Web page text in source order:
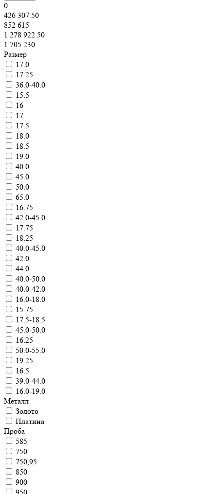
0
426 307.50
852 615
1 278 922.50
1 705 230
Размер
17.0
17.25
36.0-40.0
15.5
16
17
17.5
18.0
18.5
19.0
40.0
45.0
50.0
65.0
16.75
42.0-45.0
17.75
18.25
40.0-45.0
42.0
44.0
40.0-50.0
40.0-42.0
16.0-18.0
15.75
17.5-18.5
45.0-50.0
16.25
50.0-55.0
19.25
16.5
39.0-44.0
16.0-19.0
Металл
Золото
Платина
Проба
585
750
750,95
850
900